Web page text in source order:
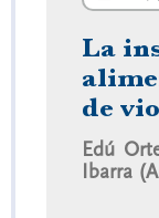
La
de
Edú
Ibarra